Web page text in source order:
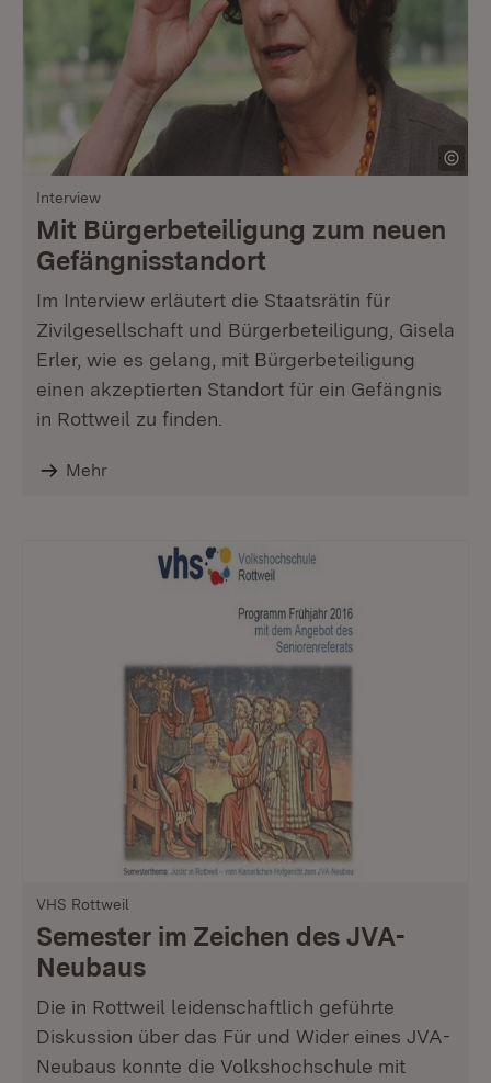
Interview
Mit Bürgerbeteiligung zum neuen
Gefängnisstandort
Im Interview erläutert die Staatsrätin für
Zivilgesellschaft und Bürgerbeteiligung, Gisela
Erler, wie es gelang, mit Bürgerbeteiligung
einen akzeptierten Standort für ein Gefängnis
in Rottweil zu finden.
Mehr
VHS Rottweil
Semester im Zeichen des JVA-
Neubaus
Die in Rottweil leidenschaftlich geführte
Diskussion über das Für und Wider eines JVA-
Neubaus konnte die Volkshochschule mit